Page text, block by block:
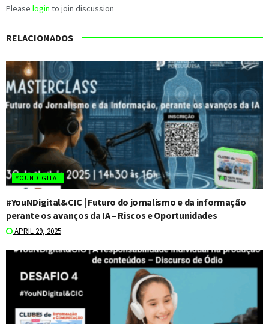
Please login to join discussion
RELACIONADOS
YOUNDIGITAL
#YouNDigital&CIC | Futuro do jornalismo e da informação
perante os avanços da IA – Riscos e Oportunidades
APRIL 29, 2025